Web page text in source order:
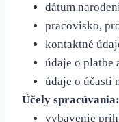
dátum
pracovisko,
kontaktné
údaje o platbe
údaje o účasti
Účely spracúvania:
vybavenie